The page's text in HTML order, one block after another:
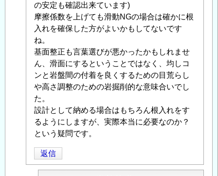
に
よ
る
「Re:
岩
着
基
礎」
へ
の
返
信
の安定も確認出来ています)
摩擦係数を上げても滑動NGの場合は確かに根
入れを確保した方がよいかもしてないです
ね。
基面整正も言葉選びが悪かったかもしれませ
ん、滑面にするということではなく、均しコ
ンと岩盤間の付着を良くするための目荒らし
や高さ調整のための岩掘削的な意味合いでし
た。
設計として納める場合はもちろん根入れをす
るようにしますが、実際本当に必要なのか？
という疑問です。
返信